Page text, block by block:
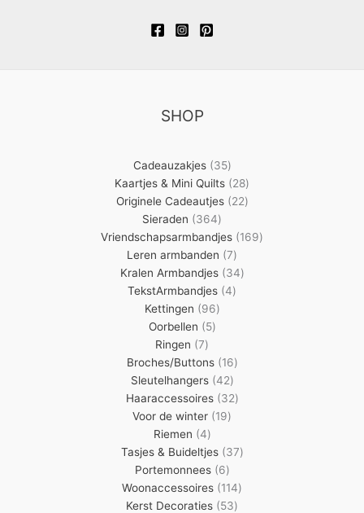
SHOP
Cadeauzakjes 3535
producten
Kaartjes & Mini Quilts 2828
producten
Originele Cadeautjes 2222
Sieraden 364364
producten
Vriendschapsarmbandjes 169169
Leren armbanden 77
producten
Kralen Armbandjes 3434
TekstArmbandjes 44
Kettingen 9696
producten
Oorbellen 55
Ringen 77
producten
Broches/Buttons 1616
producten
Sleutelhangers 4242
producten
Haaraccessoires 3232
Voor de winter 1919
Riemen 44
producten
Tasjes & Buideltjes 3737
Portemonnees 66
producten
Woonaccessoires 114114
Kerst Decoraties 5353